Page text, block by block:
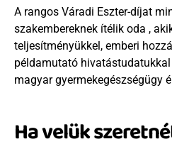
A rangos Váradi Eszter-díjat
szakembereknek ítélik oda ,
teljesítményükkel, emberi
példamutató
magyar gyermekegészségügy
Ha velük